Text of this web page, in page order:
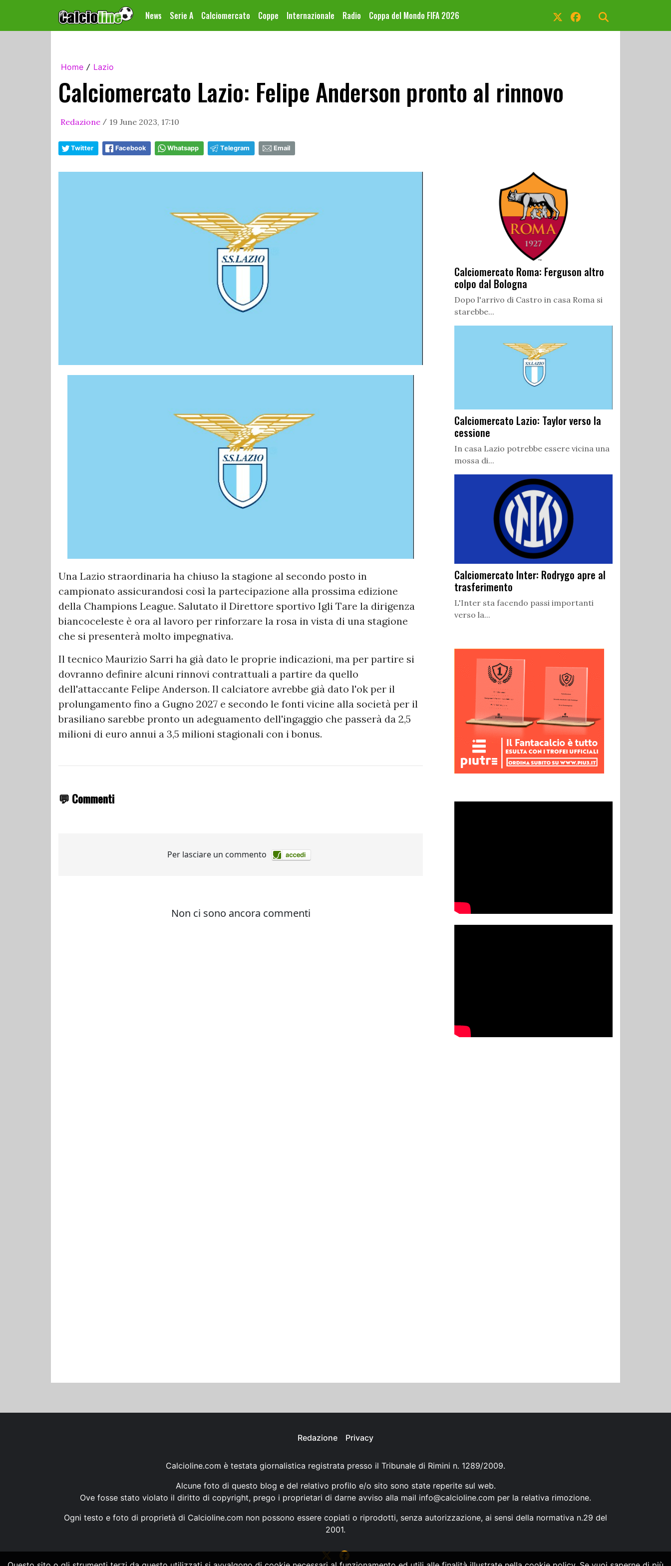
News Serie A Calciomercato Coppe Internazionale Radio Coppa del Mondo FIFA 2026
Home / Lazio
Calciomercato Lazio: Felipe Anderson pronto al rinnovo
Redazione / 19 June 2023, 17:10
Twitter Facebook Whatsapp Telegram Email
Una Lazio straordinaria ha chiuso la stagione al secondo posto in
campionato assicurandosi così la partecipazione alla prossima edizione
della Champions League. Salutato il Direttore sportivo Igli Tare la dirigenza
biancoceleste è ora al lavoro per rinforzare la rosa in vista di una stagione
che si presenterà molto impegnativa.
Il tecnico Maurizio Sarri ha già dato le proprie indicazioni, ma per partire si
dovranno definire alcuni rinnovi contrattuali a partire da quello
dell'attaccante Felipe Anderson. Il calciatore avrebbe già dato l'ok per il
prolungamento fino a Gugno 2027 e secondo le fonti vicine alla società per il
brasiliano sarebbe pronto un adeguamento dell'ingaggio che passerà da 2,5
milioni di euro annui a 3,5 milioni stagionali con i bonus.
💬 Commenti
Calciomercato Roma: Ferguson altro
colpo dal Bologna
Dopo l'arrivo di Castro in casa Roma si
starebbe...
Calciomercato Lazio: Taylor verso la
cessione
In casa Lazio potrebbe essere vicina una
mossa di...
Calciomercato Inter: Rodrygo apre al
trasferimento
L'Inter sta facendo passi importanti
verso la...
Redazione Privacy
Calcioline.com è testata giornalistica registrata presso il Tribunale di Rimini n. 1289/2009.
Alcune foto di questo blog e del relativo profilo e/o sito sono state reperite sul web.
Ove fosse stato violato il diritto di copyright, prego i proprietari di darne avviso alla mail info@calcioline.com per la relativa rimozione.
Ogni testo e foto di proprietà di Calcioline.com non possono essere copiati o riprodotti, senza autorizzazione, ai sensi della normativa n.29 del
2001.